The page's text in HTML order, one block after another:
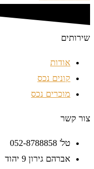
שירותים
אודות
קונים נכס
מוכרים נכס
צור קשר
טל' 052-8788858
אברהם גירון 9 יהוד